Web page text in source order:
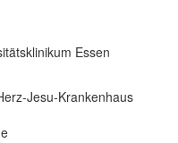
Essen
Jesu-Krankenhaus